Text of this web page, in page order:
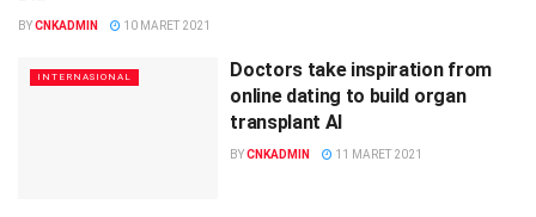
BYCNKADMIN 10 MARET 2021
INTERNASIONAL
Doctors take inspiration from
online dating to build organ
transplant AI
BYCNKADMIN 11 MARET 2021